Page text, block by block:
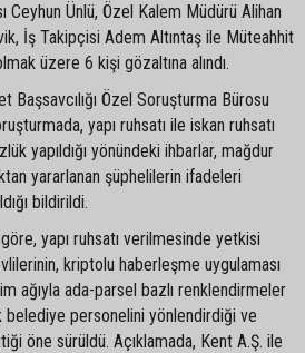
Ceyhun Ünlü, Özel Kalem Müdürü Alihan
İş Takipçisi Adem Altıntaş ile Müteahhit
üzere 6 kişi gözaltına alındı.
Başsavcılığı Özel Soruşturma Bürosu
yapı ruhsatı ile iskan ruhsatı
yapıldığı yönündeki ihbarlar, mağdur
yararlanan şüphelilerin ifadeleri
bildirildi.
göre, yapı ruhsatı verilmesinde yetkisi
kriptolu haberleşme uygulaması
ağıyla ada-parsel bazlı renklendirmeler
belediye personelini yönlendirdiği ve
öne sürüldü. Açıklamada, Kent A.Ş. ile